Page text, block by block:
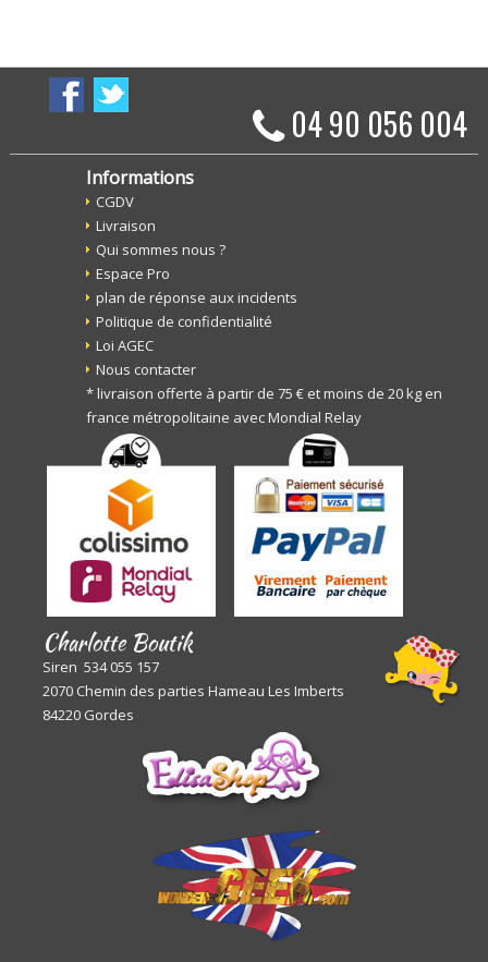
04 90 056 004
Informations
CGDV
Livraison
Qui sommes nous ?
Espace Pro
plan de réponse aux incidents
Politique de confidentialité
Loi AGEC
Nous contacter
* livraison offerte à partir de 75 € et moins de 20 kg en
france métropolitaine avec Mondial Relay
Charlotte Boutik
Siren 534 055 157
2070 Chemin des parties Hameau Les Imberts
84220 Gordes